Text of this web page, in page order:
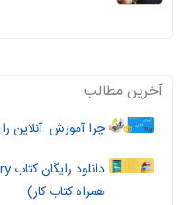
آخرین مطالب
چرا آموزش آنلاین
همراه کتاب کار)